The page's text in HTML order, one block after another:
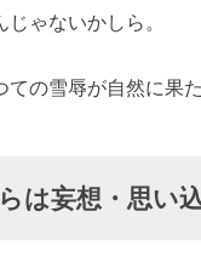
ゃないかしら。
ての雪辱が自然に果
は妄想・思い